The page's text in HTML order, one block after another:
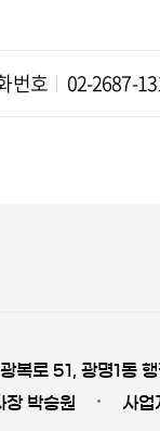
번호 02-2687-
복로 51, 광명1동
장 박승원
사